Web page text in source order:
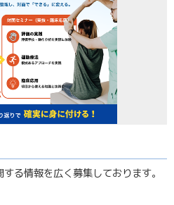
る情報を広く募集しております。